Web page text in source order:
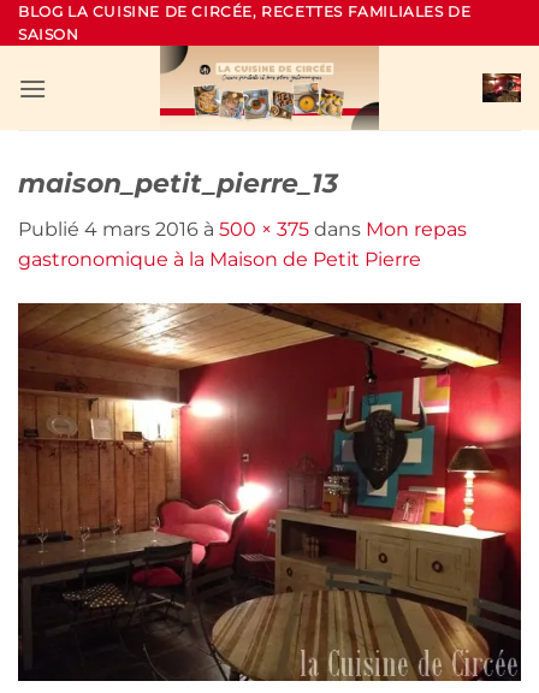
Passer
au
BLOG LA CUISINE DE CIRCÉE, RECETTES FAMILIALES DE
SAISON
maison_petit_pierre_13
Publié 4 mars 2016 à 500 × 375 dans Mon repas
gastronomique à la Maison de Petit Pierre